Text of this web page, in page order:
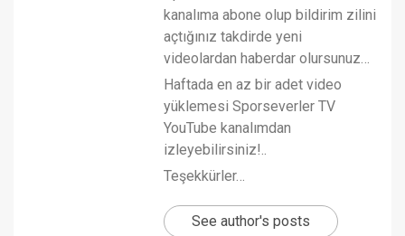
kanalıma abone olup bildirim zilini
açtığınız takdirde yeni
videolardan haberdar olursunuz…
Haftada en az bir adet video
yüklemesi Sporseverler TV
YouTube kanalımdan
izleyebilirsiniz!..
Teşekkürler…
See author's posts